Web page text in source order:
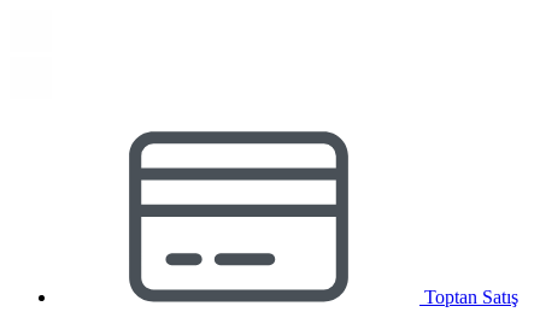
Toptan Satış